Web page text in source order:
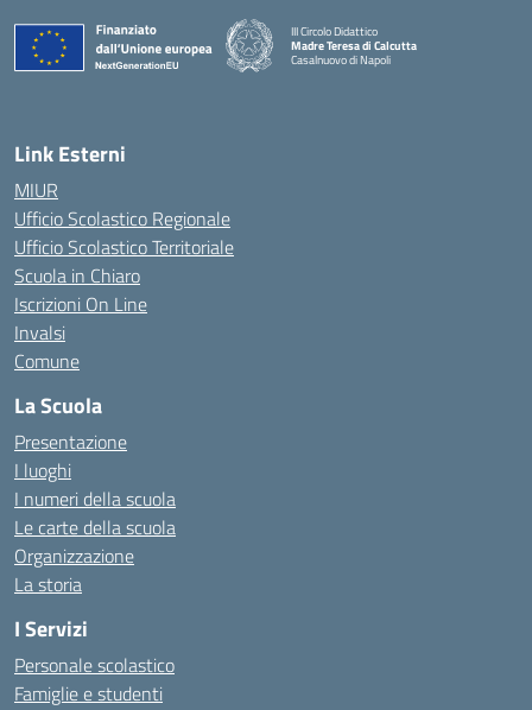
III Circolo Didattico
Madre Teresa di Calcutta
Casalnuovo di Napoli
— Visita la pagina iniziale della scuola
Link Esterni
MIUR
Ufficio Scolastico Regionale
Ufficio Scolastico Territoriale
Scuola in Chiaro
Iscrizioni On Line
Invalsi
Comune
La Scuola
Presentazione
I luoghi
I numeri della scuola
Le carte della scuola
Organizzazione
La storia
I Servizi
Personale scolastico
Famiglie e studenti